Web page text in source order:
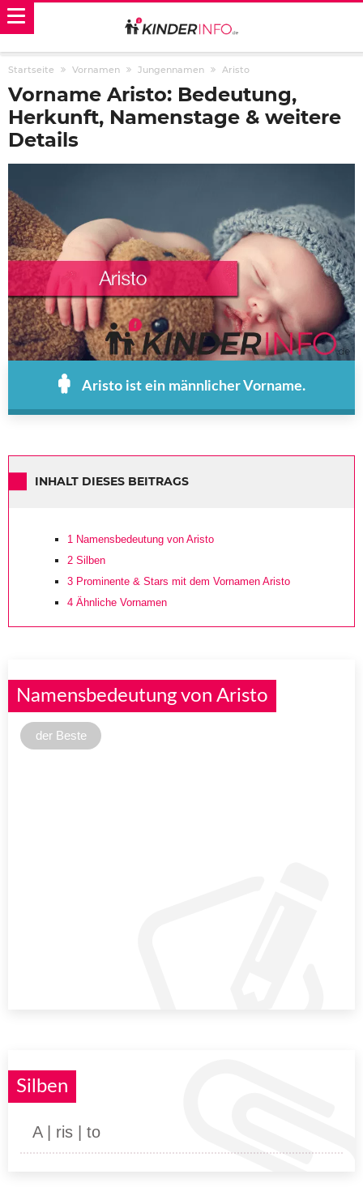
Startseite Vornamen Jungennamen Aristo
Vorname Aristo: Bedeutung,
Herkunft, Namenstage & weitere
Details
Aristo ist ein männlicher Vorname.
INHALT DIESES BEITRAGS
1 Namensbedeutung von Aristo
2 Silben
3 Prominente & Stars mit dem Vornamen Aristo
4 Ähnliche Vornamen
Namensbedeutung von Aristo
der Beste
Silben
A | ris | to